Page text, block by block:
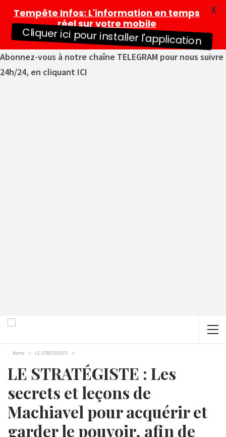
Abonnez-vous à notre chaîne TELEGRAM pour nous suivre
24h/24, en cliquant ICI
Home LE STRATEGISTE
LE STRATÉGISTE : Les
secrets et leçons de
Machiavel pour acquérir et
garder le pouvoir, afin de
Tempête Infos: L'information en temps
réel sur votre mobile
Cliquer ici pour installer l'application
X